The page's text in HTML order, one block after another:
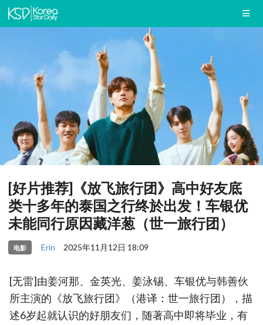
[好片推荐]《放飞旅行团》高中好友底
类十多年的泰国之行终於出发！车银优
未能同行原因藏洋葱（世一旅行团）
电影 Erin 2025年11月12日 18:09
[无雷]由姜河那、金英光、姜泳锡、车银优与韩善伙
所主演的《放飞旅行团》（港译：世一旅行团），描
述6岁起就认识的好朋友们，随著高中即将毕业，有